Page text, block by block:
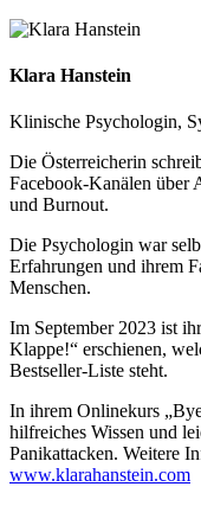
Klara Hanstein
Klinische Psychologin,
Die Österreicherin
Facebook-Kanälen über
und Burnout.
Die Psychologin war
Erfahrungen und ihrem
Menschen.
Im September 2023 ist
Klappe!“ erschienen,
Bestseller-Liste steht.
In ihrem Onlinekurs
hilfreiches Wissen und
Panikattacken. Weitere
www.klarahanstein.com